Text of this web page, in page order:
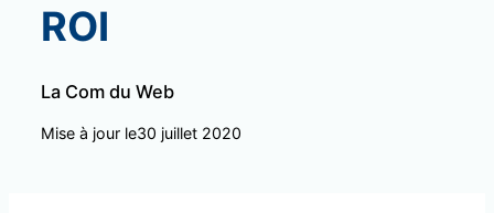
ROI
La Com du Web
Mise à jour le30 juillet 2020